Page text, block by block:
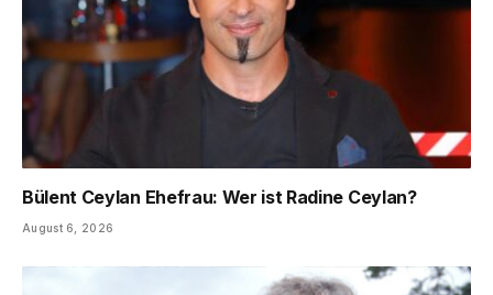
Bülent Ceylan Ehefrau: Wer ist Radine Ceylan?
August 6, 2026